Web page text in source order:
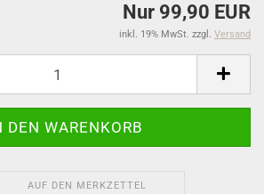
Nur 99,90 EUR
inkl. 19% MwSt. zzgl. Versand
AUF DEN MERKZETTEL